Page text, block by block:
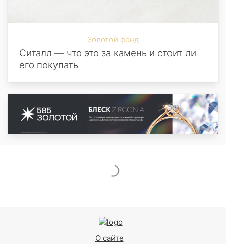
Золотой фонд
Ситалл — что это за камень и стоит ли
его покупать
О сайте